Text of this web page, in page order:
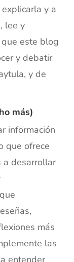
y a
, lee y
este blog
y debatir
y de
más)
información
que ofrece
a desarrollar
más
las